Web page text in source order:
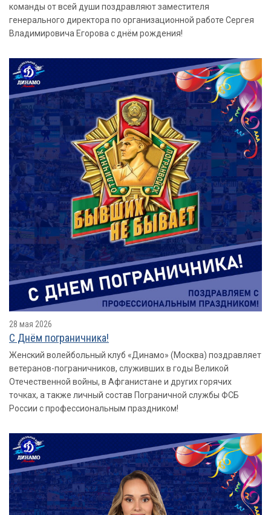
команды от всей души поздравляют заместителя
генерального директора по организационной работе Сергея
Владимировича Егорова с днём рождения!
28 мая 2026
​​​​​​​С Днём пограничника!
Женский волейбольный клуб «Динамо» (Москва) поздравляет
ветеранов-пограничников, служивших в годы Великой
Отечественной войны, в Афганистане и других горячих
точках, а также личный состав Пограничной службы ФСБ
России с профессиональным праздником!